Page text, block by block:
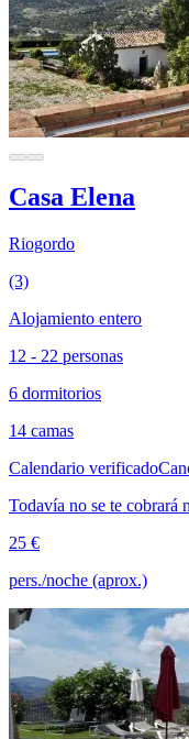
Casa Elena
Riogordo
(3)
Alojamiento entero
12 - 22 personas
6 dormitorios
14 camas
Calendario verificado
Todavía no se te cobrará
25 €
pers./noche (aprox.)